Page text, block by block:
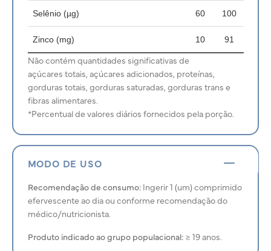
Selênio (µg) 60 100
Zinco (mg) 10 91
Não contém quantidades significativas de
açúcares totais, açúcares adicionados, proteínas,
gorduras totais, gorduras saturadas, gorduras trans e
fibras alimentares.
*Percentual de valores diários fornecidos pela porção.
MODO DE USO
Recomendação de consumo: Ingerir 1 (um) comprimido
efervescente ao dia ou conforme recomendação do
médico/nutricionista.
Produto indicado ao grupo populacional:≥ 19 anos.